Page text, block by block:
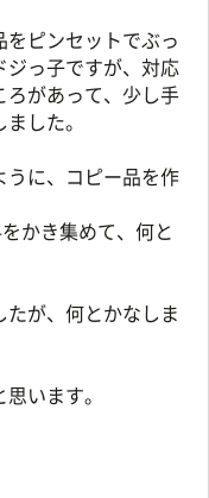
ピンセットでぶっ
っ子ですが、対応
があって、少し手
した。
うに、コピー品を作
かき集めて、何と
が、何とかなしま
います。